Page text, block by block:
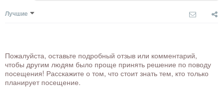
Лучшие
Пожалуйста, оставьте подробный отзыв или комментарий,
чтобы другим людям было проще принять решение по поводу
посещения! Расскажите о том, что стоит знать тем, кто только
планирует посещение.